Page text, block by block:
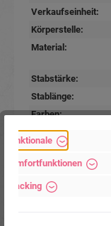
Verkaufseinheit:
Körperstelle:
Material:
Stabstärke:
Stablänge:
Farben:
Marke:
Hersteller:
Funktionale
Komfortfunktionen
Tracking